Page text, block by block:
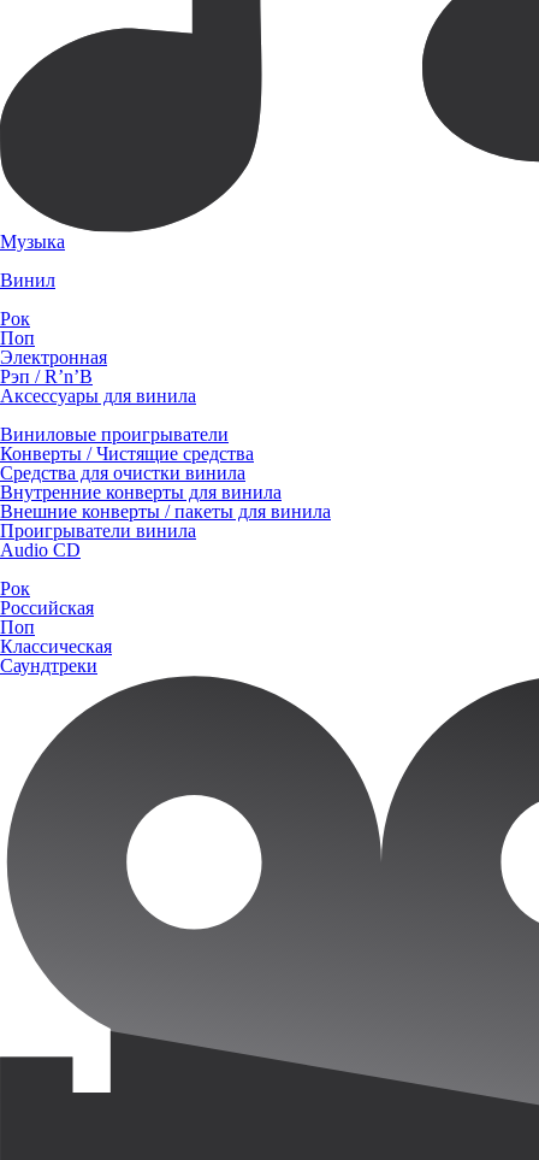
Музыка
Винил
Рок
Поп
Электронная
Рэп / R’n’B
Аксессуары для винила
Виниловые проигрыватели
Конверты / Чистящие средства
Средства для очистки винила
Внутренние конверты для винила
Внешние конверты / пакеты для винила
Проигрыватели винила
Audio CD
Рок
Российская
Поп
Классическая
Саундтреки